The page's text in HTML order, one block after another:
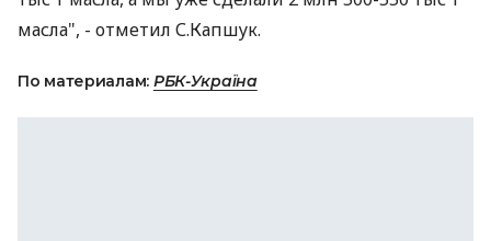
масла", - отметил С.Капшук.
По материалам: РБК-Україна